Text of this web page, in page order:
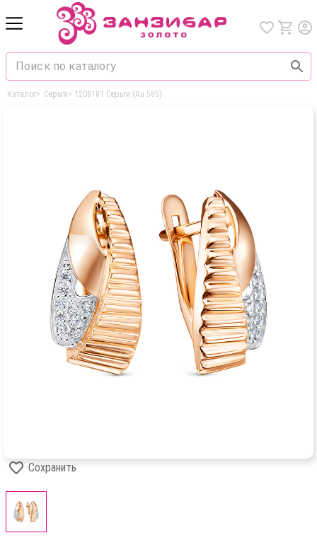
Каталог> Серьги> 1208181 Серьги (Au 585)
Сохранить